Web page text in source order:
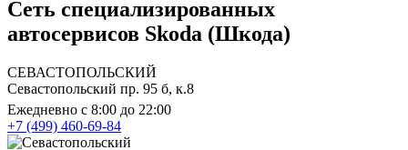
Сеть специализированных
автосервисов Skoda (Шкода)
СЕВАСТОПОЛЬСКИЙ
Севастопольский пр. 95 б, к.8
Ежедневно с 8:00 до 22:00
+7 (499) 460-69-84